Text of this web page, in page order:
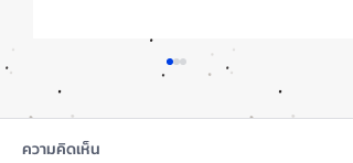
ความคิดเห็น